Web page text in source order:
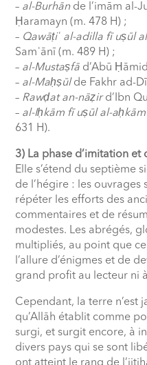
– al-Burhānde l’imām al-
Ḥ aramayn (m. 478 H) ;
– Qawāṭiʿ al-adilla fī uṣūl
Samʿānī (m. 489 H) ;
– al-Mustaṣfā d’Abū Ḥ
– al-Maḥṣūlde Fakhr ad-
– Rawḍat an-nāẓird’Ibn
– al-Iḥkām fī uṣūl al-aḥkām
631 H).
3) La phase d’imitation et
Elle s’étend du septième
de l’hégire : les ouvrages
répéter les efforts des
commentaires et de
modestes. Les abrégés,
multipliés, au point que
l’allure d’énigmes et de
grand profit au lecteur ni
Cependant, la terre n’est
qu’Allāh établit comme
surgi, et surgit encore, à
divers pays qui se sont
ont atteint le rang de